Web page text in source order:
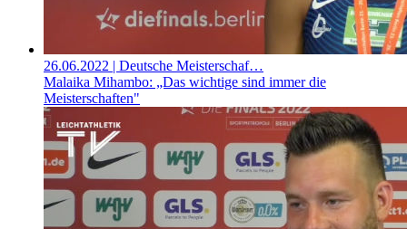
26.06.2022 | Deutsche Meisterschaf…
Malaika Mihambo: „Das wichtige sind immer die
Meisterschaften"